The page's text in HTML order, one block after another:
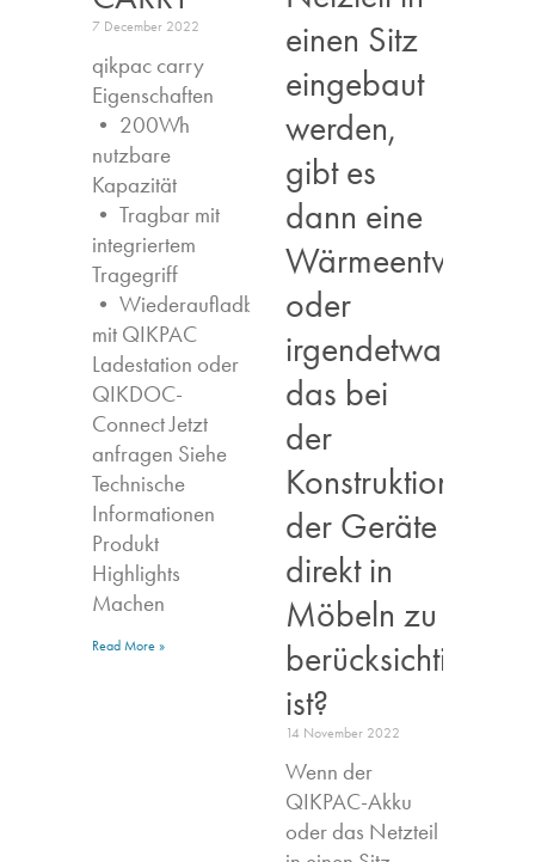
7 December 2022
qikpac carry
Eigenschaften ​
• 200Wh
nutzbare
Kapazität
• Tragbar mit
integriertem
Tragegriff
• Wiederaufladbar
mit QIKPAC
Ladestation oder
QIKDOC-
Connect Jetzt
anfragen​ Siehe
Technische
Informationen
Produkt
Highlights​
Machen
Read More »
einen Sitz
eingebaut
werden,
gibt es
dann eine
oder
irgendetwas,
das bei
der
Konstruktion
der Geräte
direkt in
Möbeln zu
berücksichtigen
ist?
14 November 2022
Wenn der
QIKPAC-Akku
oder das Netzteil